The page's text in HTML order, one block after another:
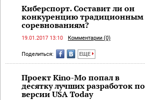
Киберспорт. Составит ли он
конкуренцию традиционным
соревнованиям?
19.01.2017 13:10 Комментарии (0)
Поделиться: ЕЩЕ
Проект Kino-Mo попал в
десятку лучших разработок по
версии USA Today